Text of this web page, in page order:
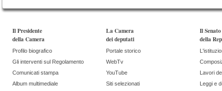
Il Presidente
della Camera
Profilo biografico
Gli interventi sul Regolamento
Comunicati stampa
Album multimediale
La Camera
dei deputati
Portale storico
WebTv
YouTube
Siti selezionati
Il Senato
della
Lavori
Leggi e